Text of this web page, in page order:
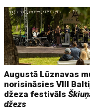
Augustā Lūznavas
norisināsies VIII
džeza festivāls
džezs